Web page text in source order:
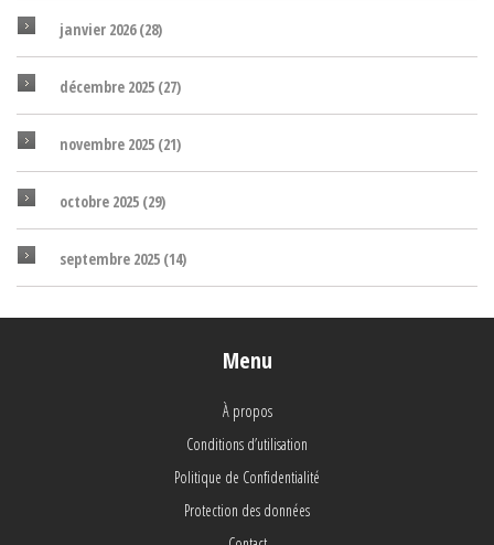
janvier 2026(28)
décembre 2025 (27)
novembre 2025 (21)
octobre 2025 (29)
septembre 2025 (14)
Menu
À propos
Conditions d’utilisation
Politique de Confidentialité
Protection des données